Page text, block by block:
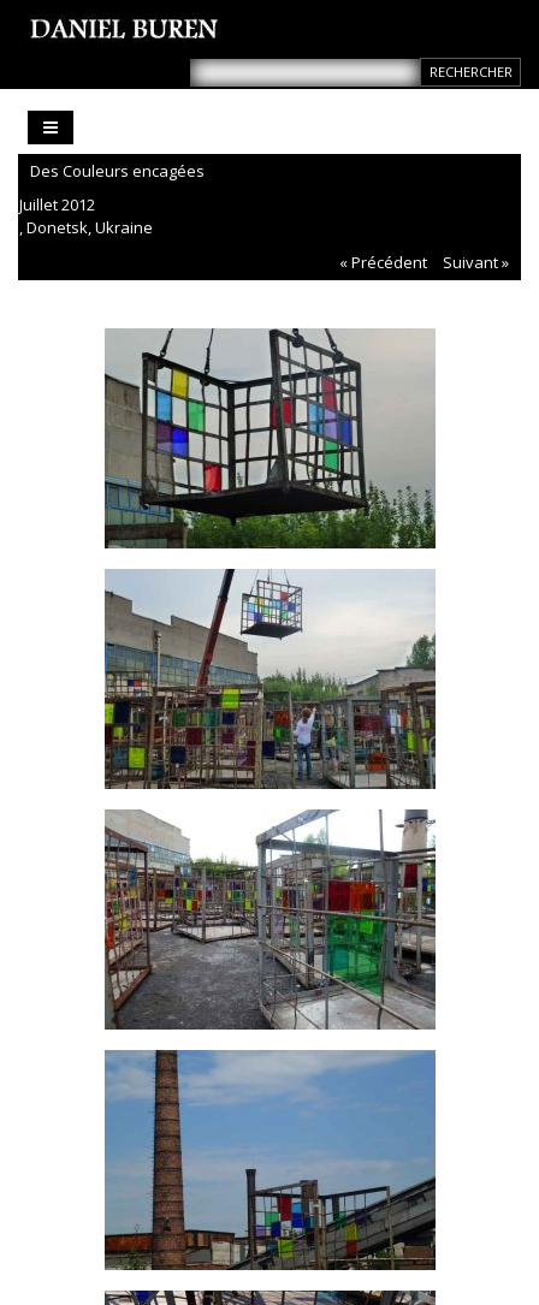
Des Couleurs encagées
Juillet 2012
, Donetsk, Ukraine
« Précédent
Suivant »